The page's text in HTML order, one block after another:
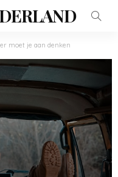
moet je aan denken